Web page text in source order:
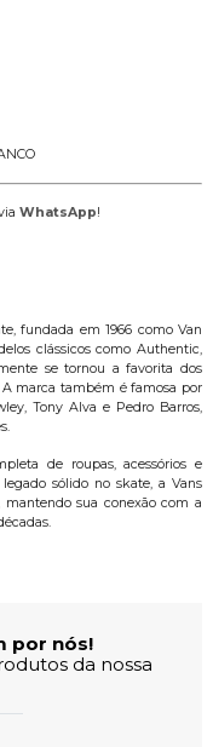
WhatsApp!
fundada em 1966 como Van
clássicos como Authentic,
se tornou a favorita dos
marca também é famosa por
Tony Alva e Pedro Barros,
de roupas, acessórios e
sólido no skate, a Vans
sua conexão com a
por nós!
da nossa